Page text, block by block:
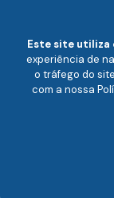
CEP
Câmara
Este site utiliza
experiência de
o tráfego do
com a nossa